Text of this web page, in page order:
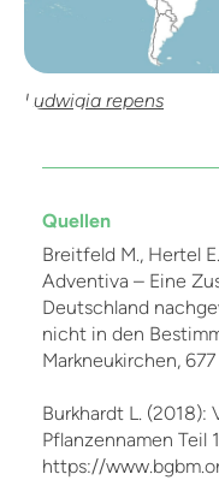
Ludwigia repens
Quellen
Breitfeld M., Hertel
Adventiva – Eine
Deutschland
nicht in den
Markneukirchen, 677
Burkhardt L. (2018):
Pflanzennamen Teil
https://